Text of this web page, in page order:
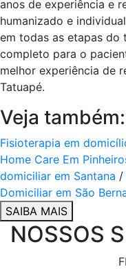
anos de experiência e
humanizado e
em todas as etapas do
completo para o
melhor experiência de
Tatuapé.
Veja também:
Fisioterapia em
Home Care Em
domiciliar em Santana /
Domiciliar em São
SAIBA MAIS
NOSSOS